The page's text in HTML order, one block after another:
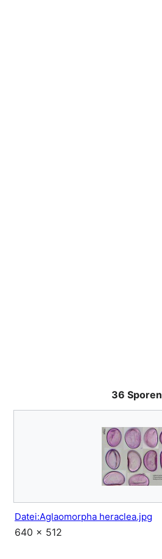
36 Sporen
Datei:Aglaomorpha heraclea.jpg
640 × 512